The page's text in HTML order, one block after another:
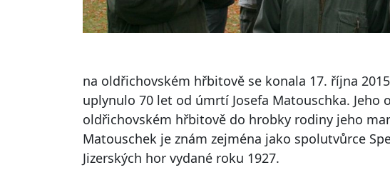
na oldřichovském hřbitově se konala 17. října
uplynulo 70 let od úmrtí Josefa Matouschka. Jeho
oldřichovském hřbitově do hrobky rodiny jeho
Matouschek je znám zejména jako spolutvůrce
Jizerských hor vydané roku 1927.